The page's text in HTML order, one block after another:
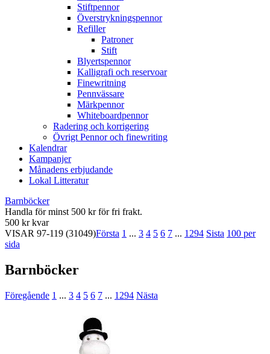
Stiftpennor
Överstrykningspennor
Refiller
Patroner
Stift
Blyertspennor
Kalligrafi och reservoar
Finewritning
Pennvässare
Märkpennor
Whiteboardpennor
Radering och korrigering
Övrigt Pennor och finewriting
Kalendrar
Kampanjer
Månadens erbjudande
Lokal Litteratur
Barnböcker
Handla för minst 500 kr för fri frakt.
500 kr kvar
VISAR 97-119 (31049)Första 1 ... 3 4 5 6 7 ... 1294 Sista 100 per
sida
Barnböcker
Föregående 1 ... 3 4 5 6 7 ... 1294 Nästa